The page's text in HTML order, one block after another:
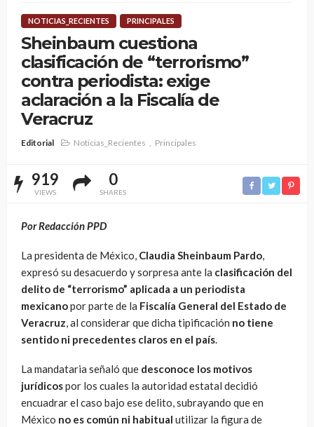
NOTICIAS_RECIENTES PRINCIPALES
Sheinbaum cuestiona
clasificación de “terrorismo”
contra periodista: exige
aclaración a la Fiscalía de
Veracruz
Editorial Noticias_Recientes Principales
919
VIEWS
0
SHARES
Por Redacción PPD
La presidenta de México, Claudia Sheinbaum Pardo,
expresó su desacuerdo y sorpresa ante la clasificación del
delito de “terrorismo” aplicada a un periodista
mexicanopor parte de la Fiscalía General del Estado de
Veracruz, al considerar que dicha tipificación no tiene
sentido ni precedentes claros en el país.
La mandataria señaló que desconoce los motivos
jurídicospor los cuales la autoridad estatal decidió
encuadrar el caso bajo ese delito, subrayando que en
México no es común ni habitual utilizar la figura de